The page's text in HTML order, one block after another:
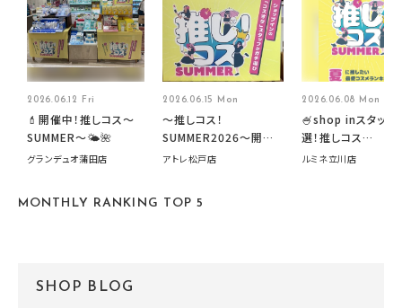
2026.06.12 Fri
💄開催中！推しコス〜
SUMMER〜🌤️🌺
グランデュオ蒲田店
2026.06.15 Mon
～推しコス！
SUMMER2026～開催
中です！
アトレ松戸店
2026.06.08 Mon
🍧shop inスタッフ
選！推しコス
summer2026開催
ルミネ立川店
MONTHLY RANKING TOP 5
SHOP BLOG